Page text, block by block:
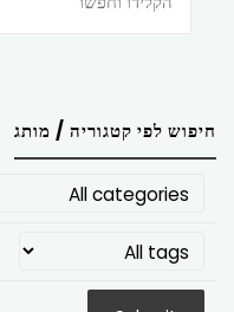
חיפוש לפי קטגוריה / מותג